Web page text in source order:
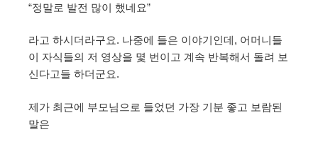
“정말로 발전 많이 했네요”
라고 하시더라구요. 나중에 들은 이야기인데, 어머니들
이 자식들의 저 영상을 몇 번이고 계속 반복해서 돌려 보
신다고들 하더군요.
제가 최근에 부모님으로 들었던 가장 기분 좋고 보람된
말은